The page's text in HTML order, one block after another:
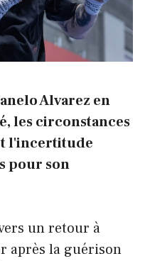
Alvarez en
les circonstances
l'incertitude
pour son
un retour à
après la guérison